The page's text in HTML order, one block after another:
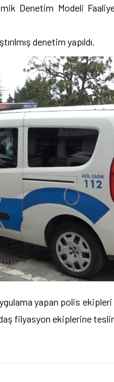
Denetim Modeli
denetim yapıldı.
yapan polis
filyasyon ekiplerine